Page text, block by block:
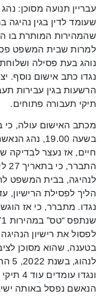
למרות שבית המשפט
נוהג בעת פסילה
תיקי תעבורה פתוחים.
בשעה 19.00,
חיים, אז נעצר לבדיקה
לנהיגה, בבית המשפט
הליך לפסילת הרישיון,
נגדו. מתברר, כי אז
לפסול את רישיון
בטענה, שהוא מסוכן
ונגדו
הנאשם נפסל באותה